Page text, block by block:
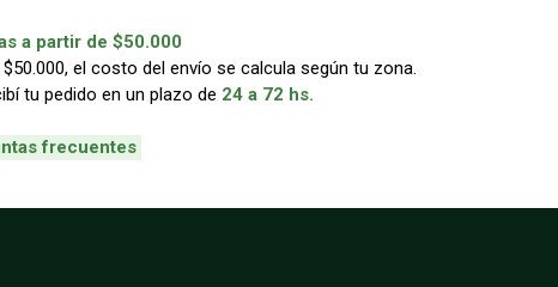
a partir de $50.000
el costo del envío se calcula según tu zona.
tu pedido en un plazo de 24 a 72 hs.
frecuentes